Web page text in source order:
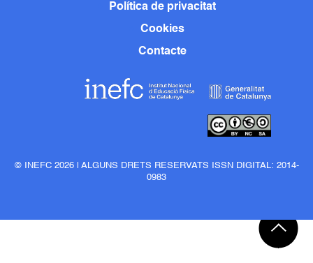
Política de privacitat
Cookies
Contacte
© INEFC 2026 | ALGUNS DRETS RESERVATS ISSN DIGITAL: 2014-
0983